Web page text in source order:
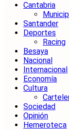
Cantabria
Santander
Deportes
Racing
Besaya
Nacional
Internacional
Economía
Cultura
Sociedad
Opinión
Hemeroteca